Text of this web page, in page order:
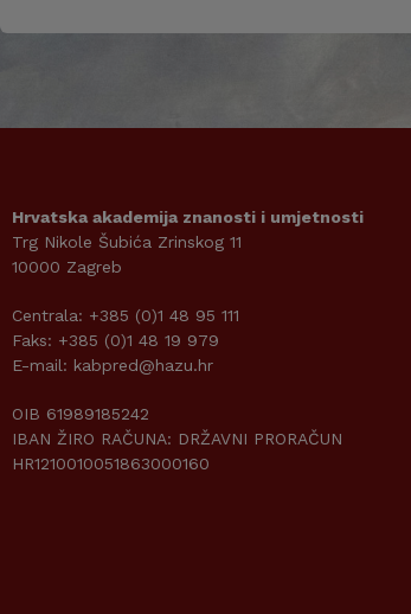
Hrvatska akademija znanosti i umjetnosti
Trg Nikole Šubića Zrinskog 11
10000 Zagreb
Centrala: +385 (0)1 48 95 111
Faks: +385 (0)1 48 19 979
E-mail: kabpred@hazu.hr
OIB 61989185242
IBAN ŽIRO RAČUNA: DRŽAVNI PRORAČUN
HR1210010051863000160